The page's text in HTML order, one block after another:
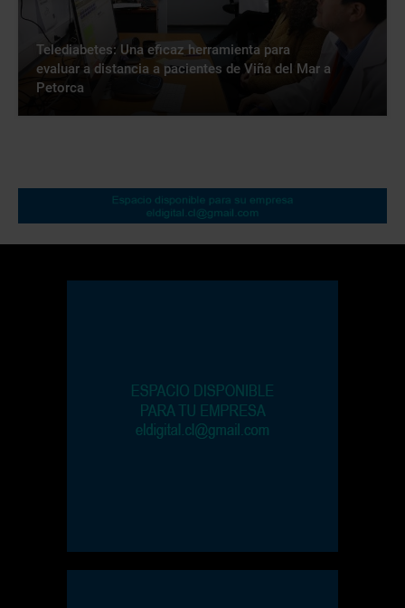
Telediabetes: Una eficaz herramienta para
evaluar a distancia a pacientes de Viña del Mar a
Petorca